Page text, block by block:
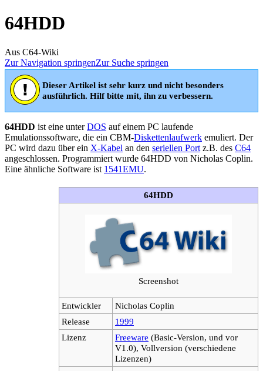
64HDD
Aus C64-Wiki
Zur Navigation springenZur Suche springen
Dieser Artikel ist sehr kurz und nicht besonders
ausführlich. Hilf bitte mit, ihn zu verbessern.
64HDD ist eine unterDOS auf einem PC laufende
Emulationssoftware, die ein CBM-Diskettenlaufwerk emuliert. Der
PC wird dazu über ein X-Kabel an den seriellen Port z.B. des C64
angeschlossen. Programmiert wurde 64HDD von Nicholas Coplin.
Eine ähnliche Software ist 1541EMU.
64HDD
Screenshot
Entwickler
Nicholas Coplin
Release
1999
Lizenz
Freeware (Basic-Version, und vor
V1.0), Vollversion (verschiedene
Lizenzen)